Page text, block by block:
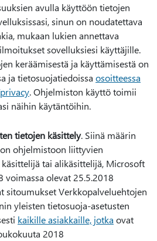
avulla käyttöön tietojen
sinun on noudatettava
mukaan lukien annettava
sovelluksiesi käyttäjille.
keräämisestä ja käyttämisestä on
ja tietosuojatiedoissa osoitteessa
. Ohjelmiston käyttö toimii
näihin käytäntöihin.
tietojen käsittely. Siinä määrin
ohjelmistoon liittyvien
tai alikäsittelijä, Microsoft
voimassa olevat 25.5.2018
sitoumukset Verkkopalveluehtojen
yleisten tietosuoja-asetusten
kaikille asiakkaille, jotka ovat
2018